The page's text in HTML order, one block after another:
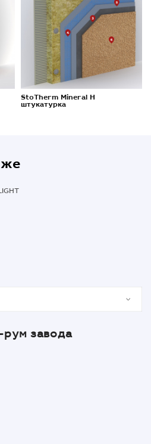
StoTherm Mineral H
штукатурка
же
завода